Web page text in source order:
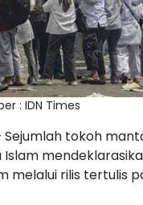
: IDN Times
Sejumlah tokoh
melalui rilis tertulis